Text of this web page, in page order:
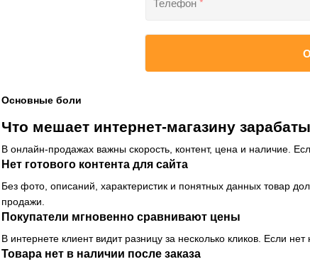
Основные боли
Что мешает интернет-магазину
В онлайн-продажах важны скорость, контент, цена и наличие.
Нет готового контента для сайта
Без фото, описаний, характеристик и понятных данных товар
продажи.
Покупатели мгновенно сравнивают цены
В интернете клиент видит разницу за несколько кликов. Если
Товара нет в наличии после заказа